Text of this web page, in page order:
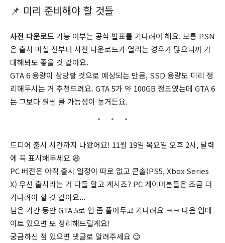
📌 미리 준비해야 할 것들
사전 다운로드 가능 여부는 공식 발표를 기다려야 해요. 보통 PSN
은 출시 며칠 전부터 사전 다운로드가 열리는 경우가 많으니까 기
대해봐도 좋을 것 같아요.
GTA 6 용량이 상당할 것으로 예상되는 만큼, SSD 용량도 미리 정
리해두시는 거 추천드려요. GTA 5가 약 100GB 정도였는데 GTA 6
는 그보다 훨씬 클 가능성이 높거든요.
드디어 출시 시간까지 나왔어요! 11월 19일 목요일 오후 2시, 달력
에 꼭 표시해두세요 😆
PC 버전은 아직 출시 일정이 따로 없고 콘솔(PS5, Xbox Series
X) 우선 출시라는 거 다들 알고 계시죠? PC 게이머분들은 조금 더
기다려야 할 것 같아요...
남은 기간 동안 GTA 5로 입 좀 풀어두고 기다려요 ㅋㅋ 다음 업데
이트 있으면 또 정리해드릴게요!
궁금하신 점 있으면 댓글로 알려주세요 😊